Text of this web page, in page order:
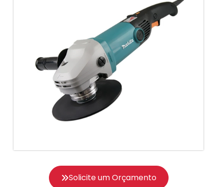
Solicite um Orçamento